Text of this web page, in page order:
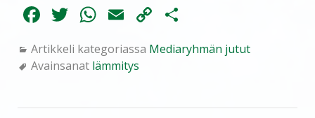
Fa
bo
T
tte
W
ts
pp
E
ail
C
y
nk
e
Artikkeli kategoriassa Mediaryhmän jutut
Avainsanat lämmitys